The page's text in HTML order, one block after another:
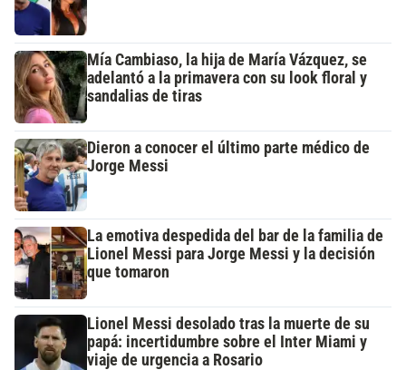
Mía Cambiaso, la hija de María Vázquez, se
adelantó a la primavera con su look floral y
sandalias de tiras
Dieron a conocer el último parte médico de
Jorge Messi
La emotiva despedida del bar de la familia de
Lionel Messi para Jorge Messi y la decisión
que tomaron
Lionel Messi desolado tras la muerte de su
papá: incertidumbre sobre el Inter Miami y
viaje de urgencia a Rosario